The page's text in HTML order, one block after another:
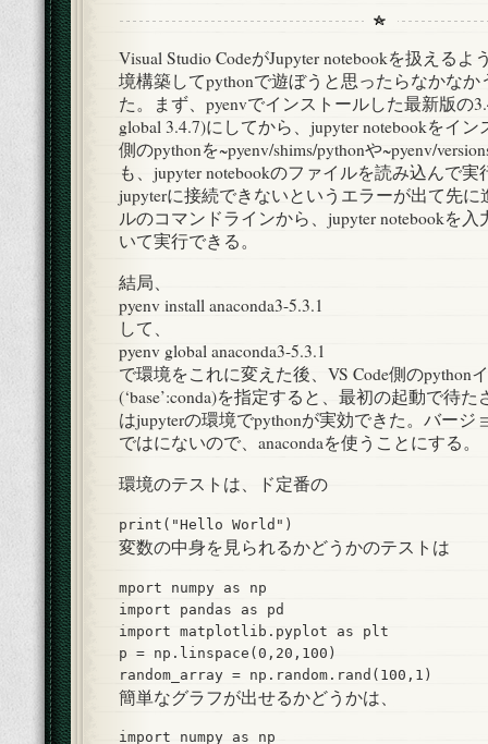
Visual Studio CodeがJupyter notebookを扱える
境構築してpythonで遊ぼうと思ったらなかな
た。まず、pyenvでインストールした最新版の
global 3.4.7)にしてから、jupyter notebookをイン
側のpythonを~pyenv/shims/pythonや~pyenv/
も、jupyter notebookのファイルを読み込んで
jupyterに接続できないというエラーが出て先
ルのコマンドラインから、jupyter notebookを
いて実行できる。
結局、
pyenv install anaconda3-5.3.1
して、
pyenv global anaconda3-5.3.1
で環境をこれに変えた後、VS Code側のpython
(‘base’:conda)を指定すると、最初の起動で待
はjupyterの環境でpythonが実効できた。バージ
ではにないので、anacondaを使うことにする。
環境のテストは、ド定番の
print("Hello World")
変数の中身を見られるかどうかのテストは
mport numpy as np
import pandas as pd
import matplotlib.pyplot as plt
p = np.linspace(0,20,100)
random_array = np.random.rand(100,1)
簡単なグラフが出せるかどうかは、
import numpy as np